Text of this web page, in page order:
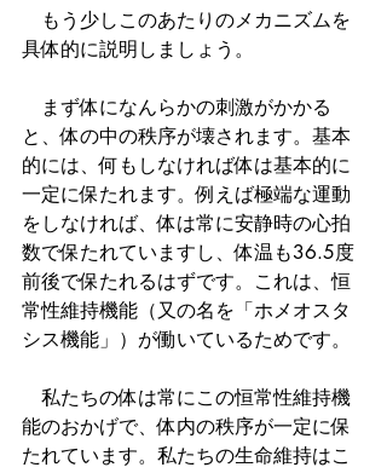
もう少しこのあたりのメカニズムを
具体的に説明しましょう。
まず体になんらかの刺激がかかる
と、体の中の秩序が壊されます。基本
的には、何もしなければ体は基本的に
一定に保たれます。例えば極端な運動
をしなければ、体は常に安静時の心拍
数で保たれていますし、体温も36.5度
前後で保たれるはずです。これは、恒
常性維持機能（又の名を「ホメオスタ
シス機能」）が働いているためです。
私たちの体は常にこの恒常性維持機
能のおかげで、体内の秩序が一定に保
たれています。私たちの生命維持はこ